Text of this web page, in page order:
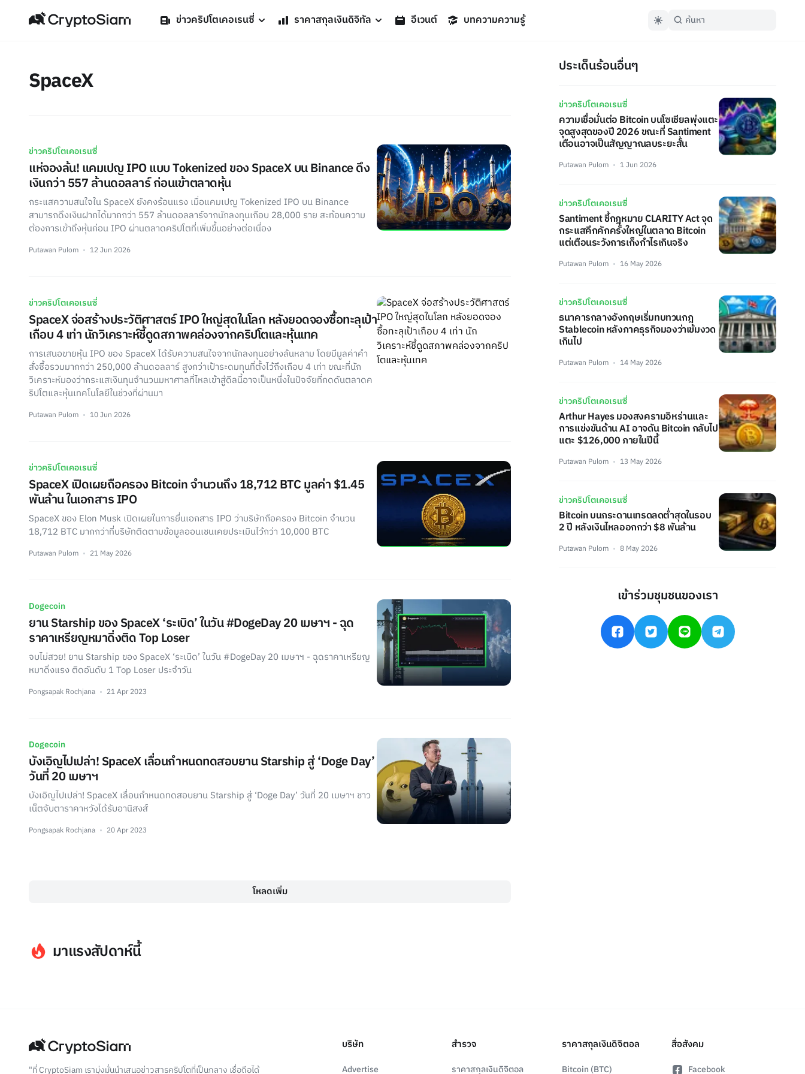
ข่าวคริปโตเคอเรนซี่ ราคาสกุลเงินดิจิทัล อีเวนต์ บทความความรู้
SpaceX
ข่าวคริปโตเคอเรนซี่
แห่จองล้น! แคมเปญ IPO แบบ Tokenized ของ SpaceX บน Binance ดึง
เงินกว่า 557 ล้านดอลลาร์ ก่อนเข้าตลาดหุ้น
กระแสความสนใจใน SpaceX ยังคงร้อนแรง เมื่อแคมเปญ Tokenized IPO บน Binance
สามารถดึงเงินฝากได้มากกว่า 557 ล้านดอลลาร์จากนักลงทุนเกือบ 28,000 ราย สะท้อนความ
ต้องการเข้าถึงหุ้นก่อน IPO ผ่านตลาดคริปโตที่เพิ่มขึ้นอย่างต่อเนื่อง
Putawan Pulom 12 Jun 2026
ข่าวคริปโตเคอเรนซี่
SpaceX จ่อสร้างประวัติศาสตร์ IPO ใหญ่สุดในโลก หลังยอดจองซื้อทะลุเป้า
เกือบ 4 เท่า นักวิเคราะห์ชี้ดูดสภาพคล่องจากคริปโตและหุ้นเทค
การเสนอขายหุ้น IPO ของ SpaceX ได้รับความสนใจจากนักลงทุนอย่างล้นหลาม โดยมีมูลค่าคำ
สั่งซื้อรวมมากกว่า 250,000 ล้านดอลลาร์ สูงกว่าเป้าระดมทุนที่ตั้งไว้ถึงเกือบ 4 เท่า ขณะที่นัก
วิเคราะห์มองว่ากระแสเงินทุนจำนวนมหาศาลที่ไหลเข้าสู่ดีลนี้อาจเป็นหนึ่งในปัจจัยที่กดดันตลาดค
ริปโตและหุ้นเทคโนโลยีในช่วงที่ผ่านมา
Putawan Pulom 10 Jun 2026
ข่าวคริปโตเคอเรนซี่
SpaceX เปิดเผยถือครอง Bitcoin จำนวนถึง 18,712 BTC มูลค่า $1.45
พันล้าน ในเอกสาร IPO
SpaceX ของ Elon Musk เปิดเผยในการยื่นเอกสาร IPO ว่าบริษัทถือครอง Bitcoin จำนวน
18,712 BTC มากกว่าที่บริษัทติดตามข้อมูลออนเชนเคยประเมินไว้กว่า 10,000 BTC
Putawan Pulom 21 May 2026
Dogecoin
ยาน Starship ของ SpaceX ‘ระเบิด’ ในวัน #DogeDay 20 เมษาฯ - ฉุด
ราคาเหรียญหมาดิ่งติด Top Loser
จบไม่สวย! ยาน Starship ของ SpaceX ‘ระเบิด’ ในวัน #DogeDay 20 เมษาฯ - ฉุดราคาเหรียญ
หมาดิ่งแรง ติดอันดับ 1 Top Loser ประจำวัน
Pongsapak Rochjana 21 Apr 2023
Dogecoin
บังเอิญไปเปล่า! SpaceX เลื่อนกำหนดทดสอบยาน Starship สู่ ‘Doge Day’
วันที่ 20 เมษาฯ
บังเอิญไปเปล่า! SpaceX เลื่อนกำหนดทดสอบยาน Starship สู่ ‘Doge Day’ วันที่ 20 เมษาฯ ชาว
เน็ตจับตาราคาหวังได้รับอานิสงส์
Pongsapak Rochjana 20 Apr 2023
โหลดเพิ่ม
ประเด็นร้อนอื่นๆ
ข่าวคริปโตเคอเรนซี่
ความเชื่อมั่นต่อ Bitcoin บนโซเชียลพุ่งแตะ
จุดสูงสุดของปี 2026 ขณะที่ Santiment
เตือนอาจเป็นสัญญาณลบระยะสั้น
Putawan Pulom 1 Jun 2026
ข่าวคริปโตเคอเรนซี่
Santiment ชี้กฎหมาย CLARITY Act จุด
กระแสคึกคักครั้งใหญ่ในตลาด Bitcoin
แต่เตือนระวังการเก็งกำไรเกินจริง
Putawan Pulom 16 May 2026
ข่าวคริปโตเคอเรนซี่
ธนาคารกลางอังกฤษเริ่มทบทวนกฎ
Stablecoin หลังภาคธุรกิจมองว่าเข้มงวด
เกินไป
Putawan Pulom 14 May 2026
ข่าวคริปโตเคอเรนซี่
Arthur Hayes มองสงครามอิหร่านและ
การแข่งขันด้าน AI อาจดัน Bitcoin กลับไป
แตะ $126,000 ภายในปีนี้
Putawan Pulom 13 May 2026
ข่าวคริปโตเคอเรนซี่
Bitcoin บนกระดานเทรดลดต่ำสุดในรอบ
2 ปี หลังเงินไหลออกกว่า $8 พันล้าน
Putawan Pulom 8 May 2026
เข้าร่วมชุมชนของเรา
มาแรงสัปดาห์นี้
"ที่ CryptoSiam เรามุ่งมั่นนำเสนอข่าวสารคริปโตที่เป็นกลาง เชื่อถือได้
บริษัท
Advertise
สำรวจ
ราคาสกุลเงินดิจิตอล
ราคาสกุลเงินดิจิตอล
Bitcoin (BTC)
สื่อสังคม
Facebook